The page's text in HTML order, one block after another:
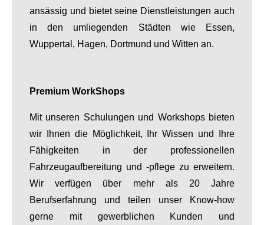
ansässig und bietet seine Dienstleistungen auch
in den umliegenden Städten wie Essen,
Wuppertal, Hagen, Dortmund und Witten an.
Premium WorkShops
Mit unseren Schulungen und Workshops bieten
wir Ihnen die Möglichkeit, Ihr Wissen und Ihre
Fähigkeiten in der professionellen
Fahrzeugaufbereitung und -pflege zu erweitern.
Wir verfügen über mehr als 20 Jahre
Berufserfahrung und teilen unser Know-how
gerne mit gewerblichen Kunden und